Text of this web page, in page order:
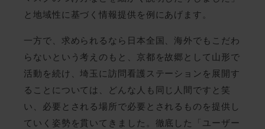
と地域性に基づく情報提供を例にあげます。
一方で、求められるなら日本全国、海外でもこだわ
らないという考えのもと、京都を故郷として山形で
活動を続け、埼玉に訪問看護ステーションを展開す
ることについては、どんな人も同じ人間ですと笑
い、必要とされる場所で必要とされるものを提供し
ていく姿勢を貫いてきました。徹底した「ユーザー